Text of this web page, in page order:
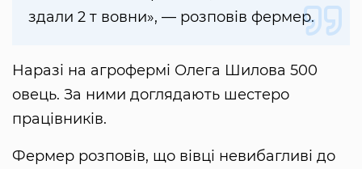
здали 2 т вовни», — розповів фермер.
Наразі на агрофермі Олега Шилова 500
овець. За ними доглядають шестеро
працівників.
Фермер розповів, що вівці невибагливі до